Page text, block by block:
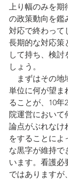
上り幅のみを期
の政策動向を鑑
対応で終わって
長期的な対応
して持ち、検
しょう。
まずはその地
単位に何が望ま
ることが、10年
院運営において
論点がぶれなけ
をすることによ
な黒字が維持で
います。看護必
ではありますが